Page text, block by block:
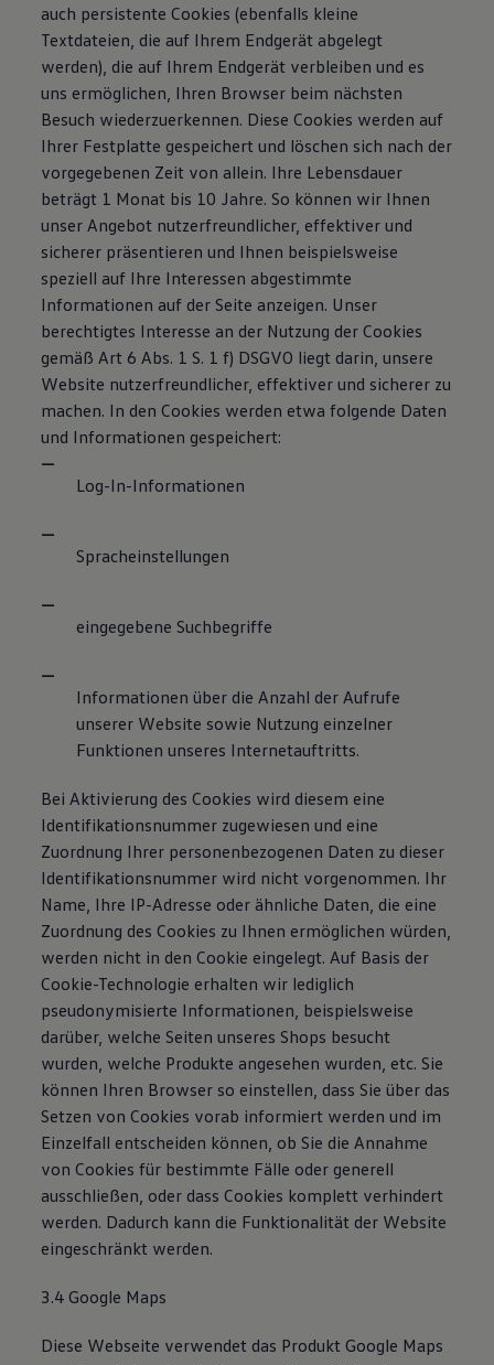
auch persistente Cookies (ebenfalls kleine
Textdateien, die auf Ihrem Endgerät abgelegt
werden), die auf Ihrem Endgerät verbleiben und es
uns ermöglichen, Ihren Browser beim nächsten
Besuch wiederzuerkennen. Diese Cookies werden auf
Ihrer Festplatte gespeichert und löschen sich nach der
vorgegebenen Zeit von allein. Ihre Lebensdauer
beträgt 1 Monat bis 10 Jahre. So können wir Ihnen
unser Angebot nutzerfreundlicher, effektiver und
sicherer präsentieren und Ihnen beispielsweise
speziell auf Ihre Interessen abgestimmte
Informationen auf der Seite anzeigen. Unser
berechtigtes Interesse an der Nutzung der Cookies
gemäß Art 6 Abs. 1 S. 1 f) DSGVO liegt darin, unsere
Website nutzerfreundlicher, effektiver und sicherer zu
machen. In den Cookies werden etwa folgende Daten
und Informationen gespeichert:
Log-In-Informationen
Spracheinstellungen
eingegebene Suchbegriffe
Informationen über die Anzahl der Aufrufe
unserer Website sowie Nutzung einzelner
Funktionen unseres Internetauftritts.
Bei Aktivierung des Cookies wird diesem eine
Identifikationsnummer zugewiesen und eine
Zuordnung Ihrer personenbezogenen Daten zu dieser
Identifikationsnummer wird nicht vorgenommen. Ihr
Name, Ihre IP-Adresse oder ähnliche Daten, die eine
Zuordnung des Cookies zu Ihnen ermöglichen würden,
werden nicht in den Cookie eingelegt. Auf Basis der
Cookie-Technologie erhalten wir lediglich
pseudonymisierte Informationen, beispielsweise
darüber, welche Seiten unseres Shops besucht
wurden, welche Produkte angesehen wurden, etc. Sie
können Ihren Browser so einstellen, dass Sie über das
Setzen von Cookies vorab informiert werden und im
Einzelfall entscheiden können, ob Sie die Annahme
von Cookies für bestimmte Fälle oder generell
ausschließen, oder dass Cookies komplett verhindert
werden. Dadurch kann die Funktionalität der Website
eingeschränkt werden.
3.4 Google Maps
Diese Webseite verwendet das Produkt Google Maps